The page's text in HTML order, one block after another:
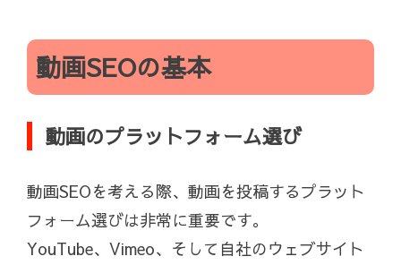
動画SEOの基本
動画のプラットフォーム選び
動画SEOを考える際、動画を投稿するプラット
フォーム選びは非常に重要です。
YouTube、Vimeo、そして自社のウェブサイト